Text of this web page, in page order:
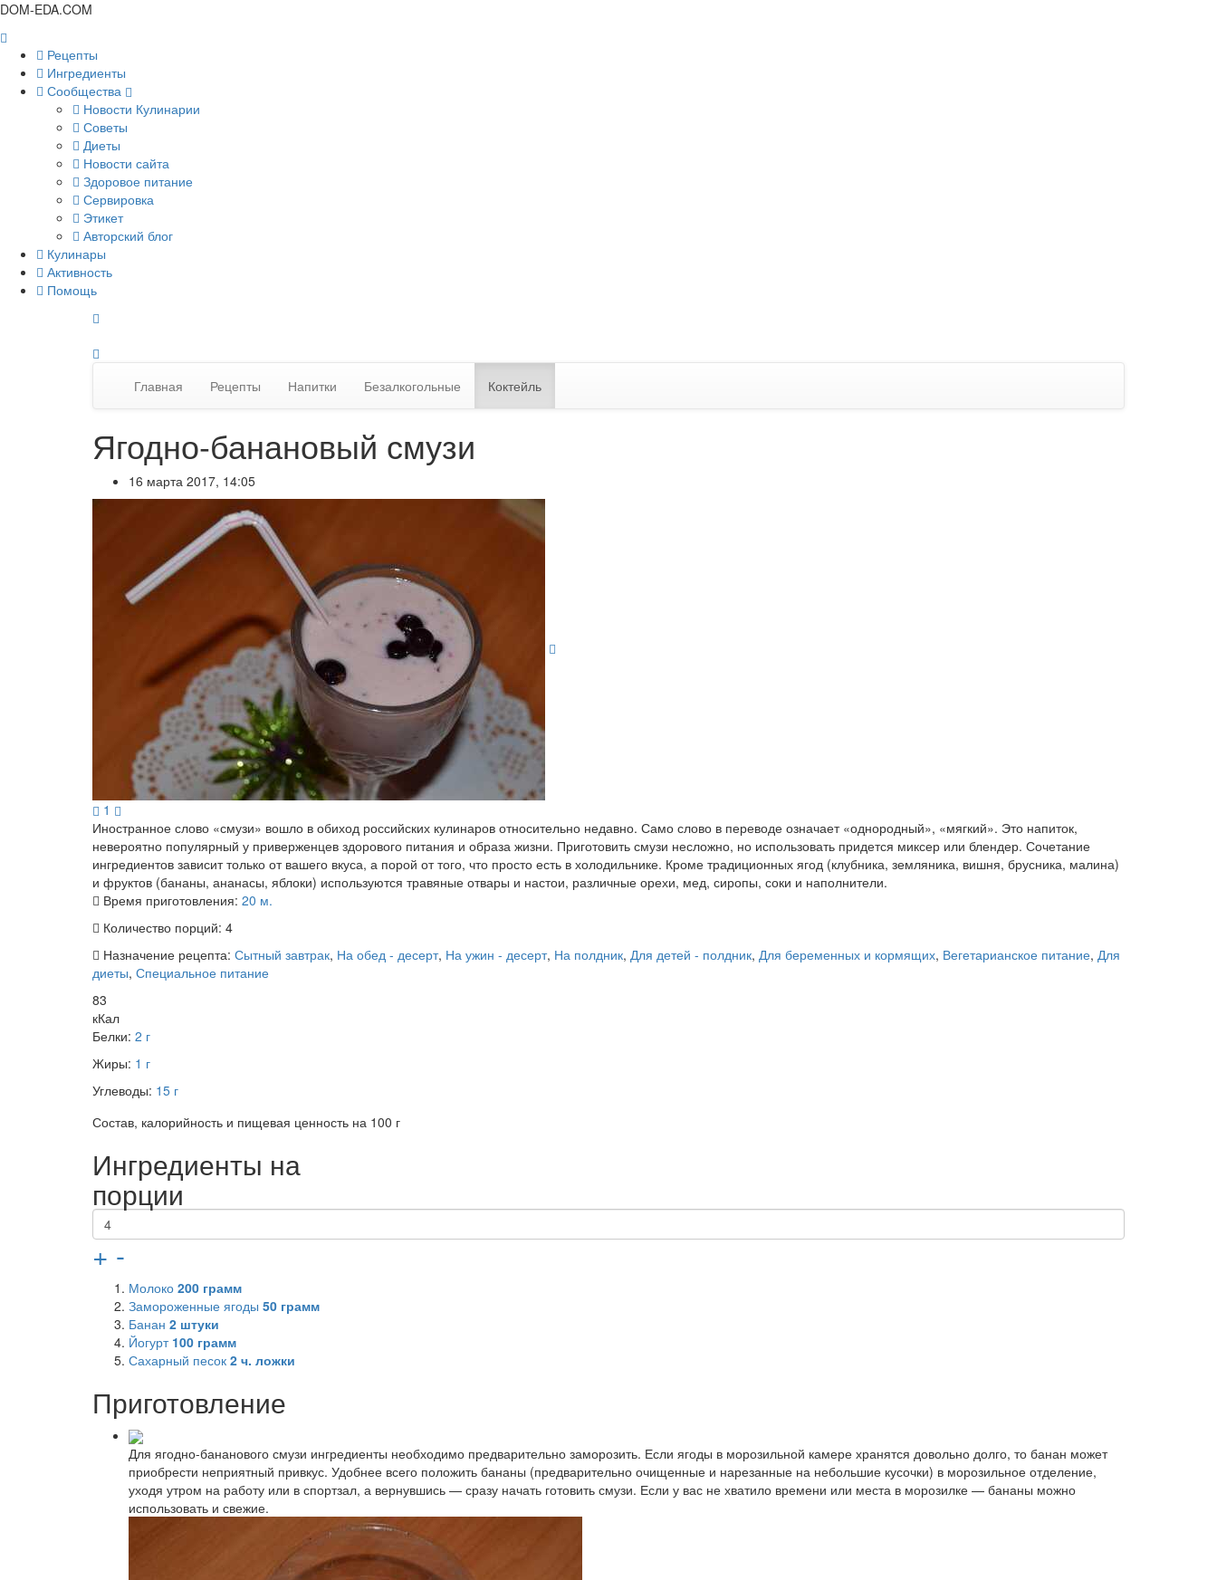
DOM-EDA.COM
Рецепты
Ингредиенты
Сообщества
Новости Кулинарии
Советы
Диеты
Новости сайта
Здоровое питание
Сервировка
Этикет
Авторский блог
Кулинары
Активность
Помощь
Главная Рецепты Напитки Безалкогольные Коктейль
Ягодно-банановый смузи
16 марта 2017, 14:05
1
Иностранное слово «смузи» вошло в обиход российских кулинаров относительно недавно. Само слово в переводе означает «однородный», «мягкий». Это напиток,
невероятно популярный у приверженцев здорового питания и образа жизни. Приготовить смузи несложно, но использовать придется миксер или блендер. Сочетание
ингредиентов зависит только от вашего вкуса, а порой от того, что просто есть в холодильнике. Кроме традиционных ягод (клубника, земляника, вишня, брусника, малина)
и фруктов (бананы, ананасы, яблоки) используются травяные отвары и настои, различные орехи, мед, сиропы, соки и наполнители.
Время приготовления: 20 м.
Количество порций: 4
Назначение рецепта: Сытный завтрак, На обед - десерт, На ужин - десерт, На полдник, Для детей - полдник, Для беременных и кормящих, Вегетарианское питание, Для
диеты, Специальное питание
83
кКал
Белки: 2 г
Жиры: 1 г
Углеводы: 15 г
Состав, калорийность и пищевая ценность на 100 г
Ингредиенты на
порции
+ -
Молоко 200 грамм
Замороженные ягоды 50 грамм
Банан 2 штуки
Йогурт 100 грамм
Сахарный песок 2 ч. ложки
Приготовление
Для ягодно-бананового смузи ингредиенты необходимо предварительно заморозить. Если ягоды в морозильной камере хранятся довольно долго, то банан может
приобрести неприятный привкус. Удобнее всего положить бананы (предварительно очищенные и нарезанные на небольшие кусочки) в морозильное отделение,
уходя утром на работу или в спортзал, а вернувшись — сразу начать готовить смузи. Если у вас не хватило времени или места в морозилке — бананы можно
использовать и свежие.